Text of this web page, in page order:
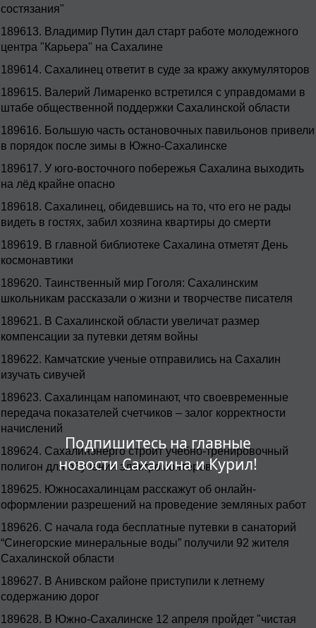
Подпишитесь на главные
новости Сахалина и Курил!
состязания"
189613. Владимир Путин дал старт работе молодежного
центра "Карьера" на Сахалине
189614. Сахалинец ответит в суде за кражу аккумуляторов
189615. Валерий Лимаренко встретился с управдомами в
штабе общественной поддержки Сахалинской области
189616. Большую часть остановочных павильонов привели
в порядок после зимы в Южно-Сахалинске
189617. У юго-восточного побережья Сахалина выходить
на лёд крайне опасно
189618. Сахалинец, обидевшись на то, что его не рады
видеть в гостях, забил хозяина квартиры до смерти
189619. В главной библиотеке Сахалина отметят День
космонавтики
189620. Таинственный мир Гоголя: Сахалинским
школьникам рассказали о жизни и творчестве писателя
189621. В Сахалинской области увеличат размер
компенсации за путевки детям войны
189622. Камчатские ученые отправились на Сахалин
изучать сивучей
189623. Сахалинцам напоминают, что своевременные
передача показателей счетчиков – залог корректности
начислений
189624. Сахалинэнерго строит учебно-тренировочный
полигон для обучения электромонтёров
189625. Южносахалинцам расскажут об онлайн-
оформлении разрешений на проведение земляных работ
189626. С начала года бесплатные путевки в санаторий
“Синегорские минеральные воды” получили 92 жителя
Сахалинской области
189627. В Анивском районе приступили к летнему
содержанию дорог
189628. В Южно-Сахалинске 12 апреля пройдет "чистая